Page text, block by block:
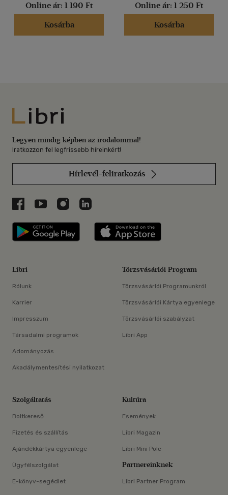
Online ár: 1 190 Ft
Kosárba
Online ár: 1 250 Ft
Kosárba
Libri
Legyen mindig képben az irodalommal!
Iratkozzon fel legfrissebb híreinkért!
Hírlevél-feliratkozás
Libri a Facebookon
Libri a Youtube-on
Libri az Instagramon
Libri a LinkedInen
Libri applikáció Szerezd meg: Google
Libri
Rólunk
Karrier
Impresszum
Társadalmi programok
Adományozás
Akadálymentesítési nyilatkozat
Törzsvásárlói Program
Törzsvásárlói Programunkról
Törzsvásárlói Kártya egyenlege
Törzsvásárlói szabályzat
Libri App
Szolgáltatás
Boltkereső
Fizetés és szállítás
Ajándékkártya egyenlege
Ügyfélszolgálat
E-könyv-segédlet
Kultúra
Események
Libri Magazin
Libri Mini Polc
Partnereinknek
Libri Partner Program